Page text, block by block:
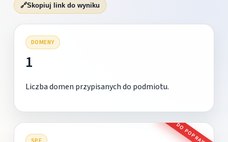
🔗Skopiuj link do wyniku
DOMENY
1
Liczba domen przypisanych do podmiotu.
DO POPRAWY